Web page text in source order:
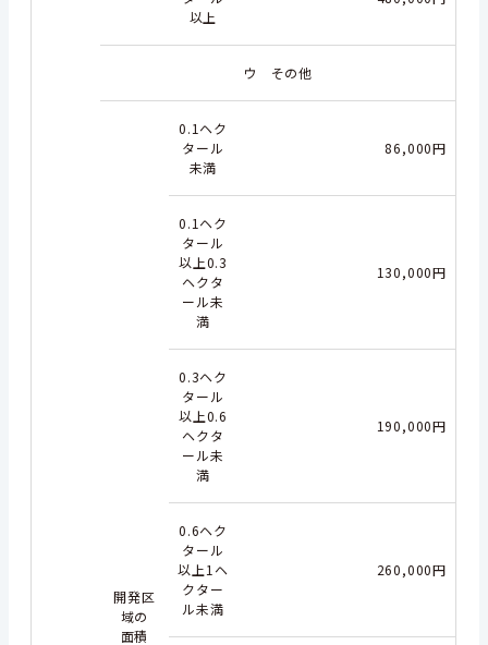
以上
ウ その他
開発区
域の
面積
0.1ヘク
タール
未満
86,000円
0.1ヘク
タール
以上0.3
ヘクタ
ール未
満
130,000円
0.3ヘク
タール
以上0.6
ヘクタ
ール未
満
190,000円
0.6ヘク
タール
以上1ヘ
クター
ル未満
260,000円